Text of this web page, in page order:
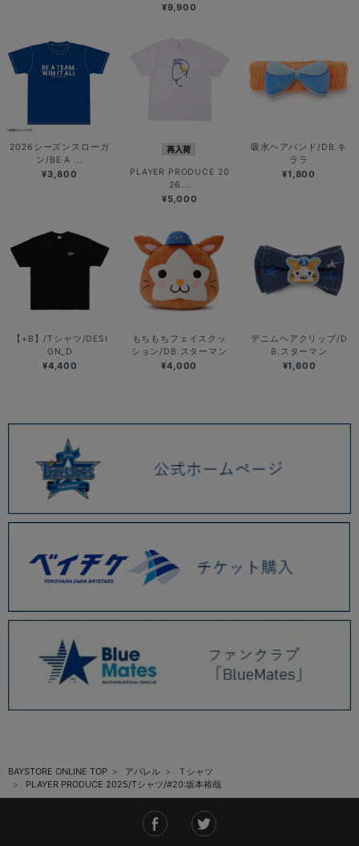
¥9,900
2026シーズンスローガ
ン/BE A ...
¥3,800
再入荷
PLAYER PRODUCE 20
26...
¥5,000
吸水ヘアバンド/DB.キ
ララ
¥1,800
【+B】/Tシャツ/DESI
GN_D
¥4,400
もちもちフェイスクッ
ション/DB.スターマン
¥4,000
デニムヘアクリップ/D
B.スターマン
¥1,600
BAYSTORE ONLINE TOP アパレル
Ｔシャツ
PLAYER PRODUCE 2025/Tシャツ/#20:坂本裕哉